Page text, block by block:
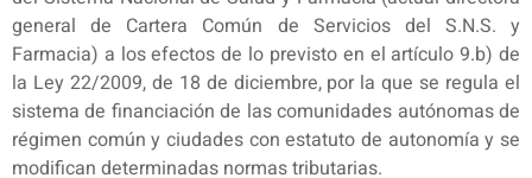
general de Cartera Común de Servicios del S.N.S. y
Farmacia) a los efectos de lo previsto en el artículo 9.b) de
la Ley 22/2009, de 18 de diciembre, por la que se regula el
sistema de financiación de las comunidades autónomas de
régimen común y ciudades con estatuto de autonomía y se
modifican determinadas normas tributarias.